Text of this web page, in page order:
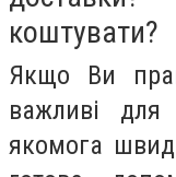
коштувати?
Якщо Ви
важливі для
якомога